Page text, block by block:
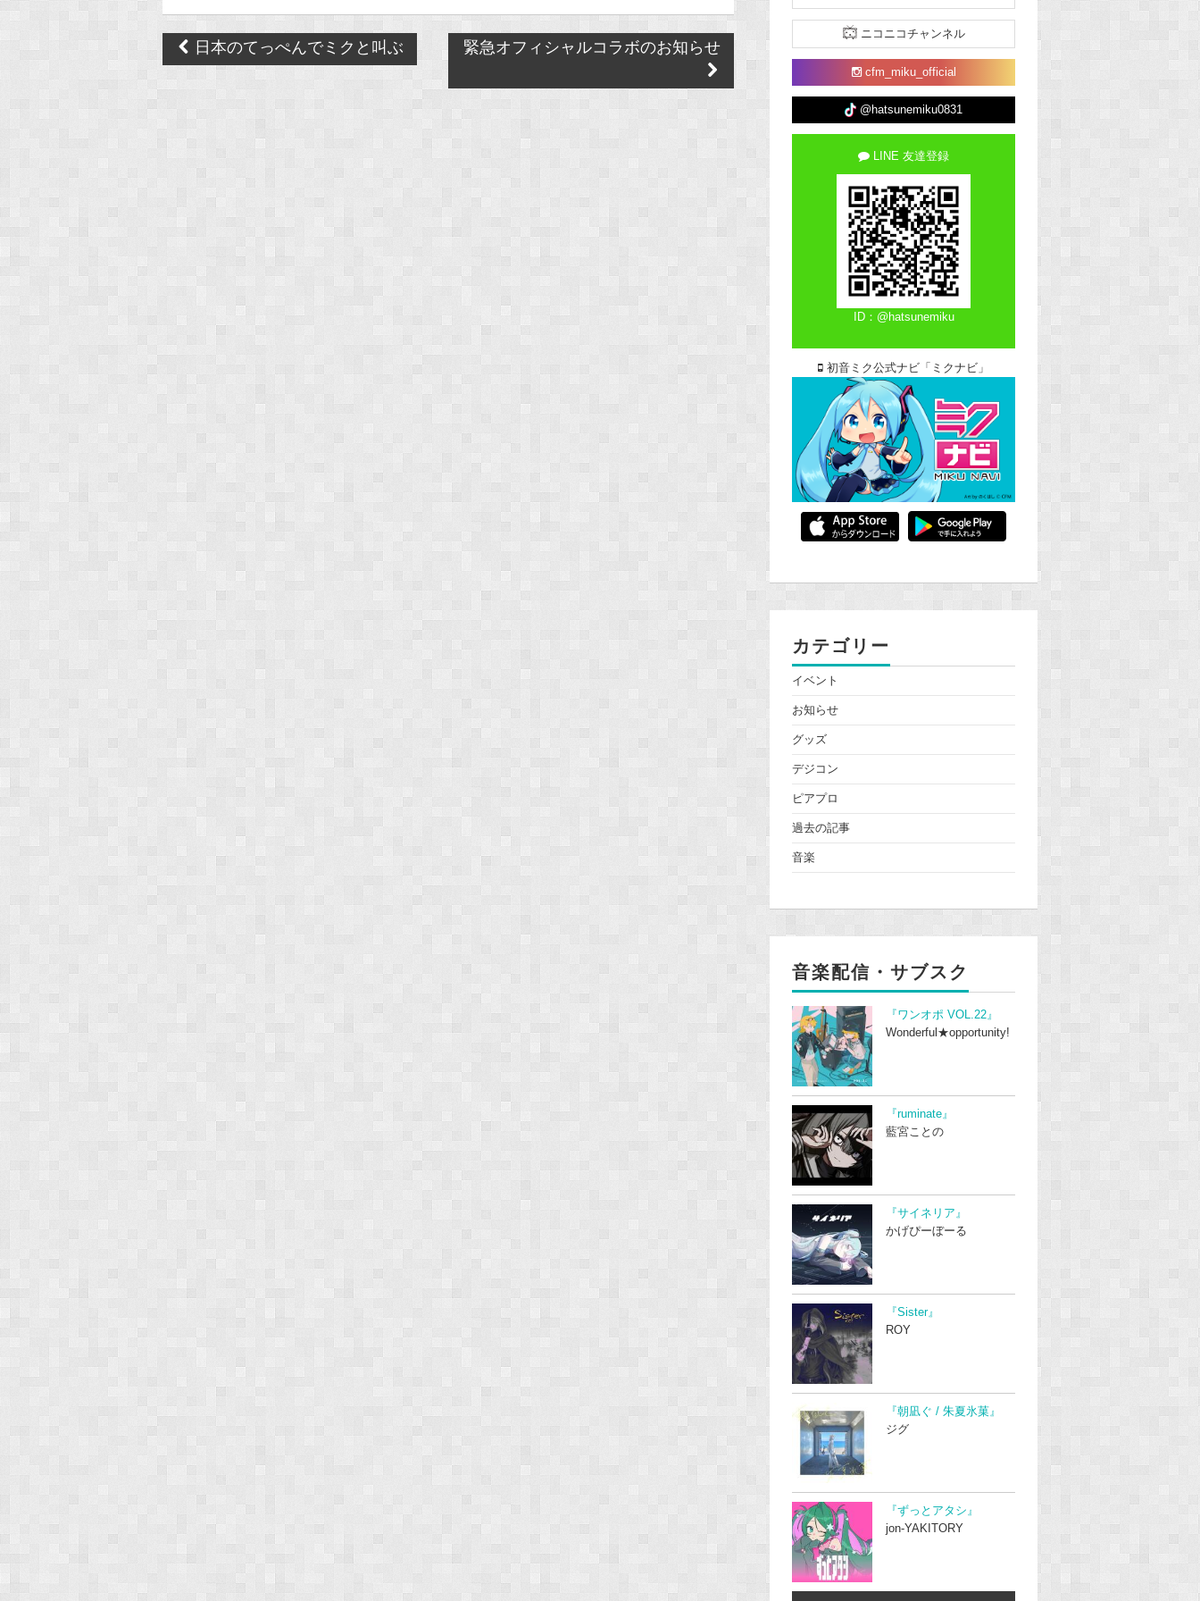
Post
navigation
日本のてっぺんでミクと叫ぶ 緊急オフィシャルコラボのお知らせ
ニコニコチャンネル
cfm_miku_official
@hatsunemiku0831
LINE 友達登録
ID：@hatsunemiku
初音ミク公式ナビ「ミクナビ」
カテゴリー
イベント
お知らせ
グッズ
デジコン
ピアプロ
過去の記事
音楽
音楽配信・サブスク
『ワンオポ VOL.22』
Wonderful★opportunity!
『ruminate』
藍宮ことの
『サイネリア』
かげぴーぼーる
『Sister』
ROY
『朝凪ぐ / 朱夏氷菓』
ジグ
『ずっとアタシ』
jon-YAKITORY